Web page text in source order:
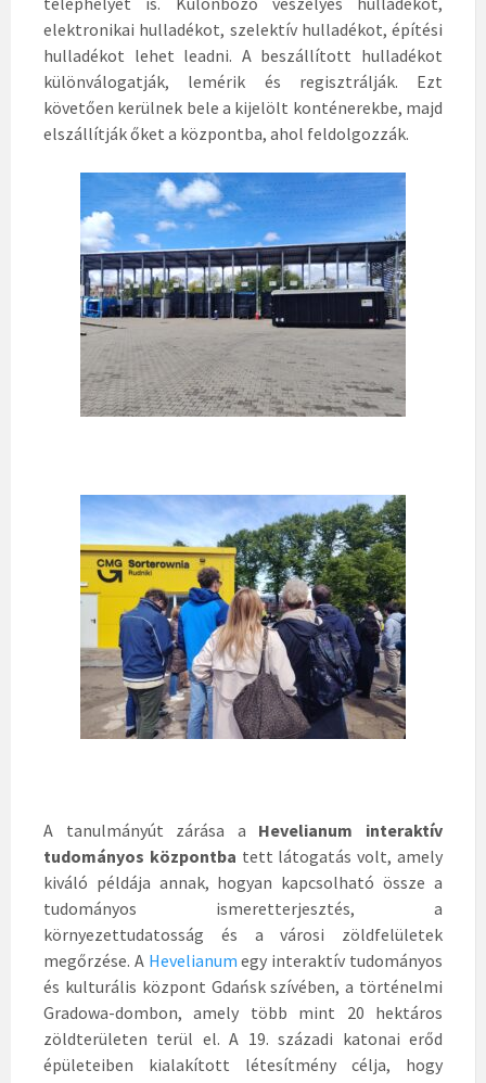
elektronikai hulladékot, szelektív hulladékot, építési
hulladékot lehet leadni. A beszállított hulladékot
különválogatják, lemérik és regisztrálják. Ezt
követően kerülnek bele a kijelölt konténerekbe, majd
elszállítják őket a központba, ahol feldolgozzák.
A tanulmányút zárása a Hevelianum interaktív
tudományos központba tett látogatás volt, amely
kiváló példája annak, hogyan kapcsolható össze a
tudományos ismeretterjesztés, a
környezettudatosság és a városi zöldfelületek
megőrzése. A Hevelianum egy interaktív tudományos
és kulturális központ Gdańsk szívében, a történelmi
Gradowa-dombon, amely több mint 20 hektáros
zöldterületen terül el. A 19. századi katonai erőd
épületeiben kialakított létesítmény célja, hogy